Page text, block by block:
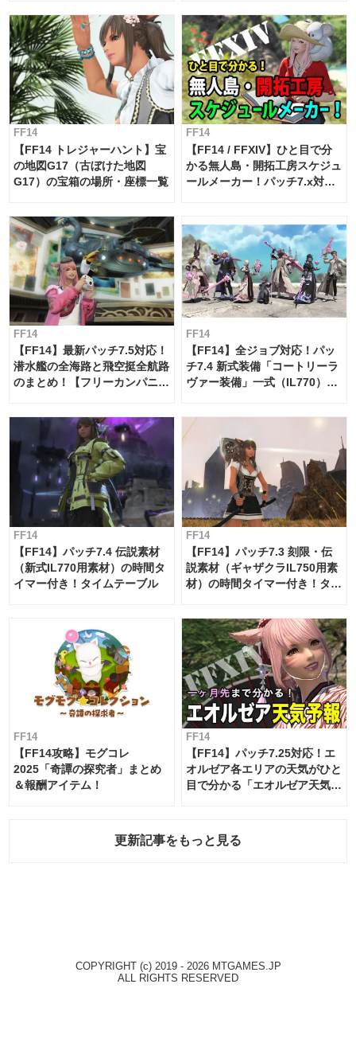
FF14
【FF14 トレジャーハント】宝
の地図G17（古ぼけた地図
G17）の宝箱の場所・座標一覧
FF14
【FF14 / FFXIV】ひと目で分
かる無人島・開拓工房スケジュ
ールメーカー！パッチ7.x対応
FF14
【FF14】最新パッチ7.5対応！
潜水艦の全海路と飛空挺全航路
のまとめ！【フリーカンパニ
FF14
【FF14】全ジョブ対応！パッ
チ7.4 新式装備「コートリーラ
ヴァー装備」一式（IL770）の
FF14
【FF14】パッチ7.4 伝説素材
（新式IL770用素材）の時間タ
イマー付き！タイムテーブル
FF14
【FF14】パッチ7.3 刻限・伝
説素材（ギャザクラIL750用素
材）の時間タイマー付き！タイ
FF14
【FF14攻略】モグコレ
2025「奇譚の探究者」まとめ
＆報酬アイテム！
FF14
【FF14】パッチ7.25対応！エ
オルゼア各エリアの天気がひと
目で分かる「エオルゼア天気予
更新記事をもっと見る
COPYRIGHT (c) 2019 - 2026 MTGAMES.JP
ALL RIGHTS RESERVED